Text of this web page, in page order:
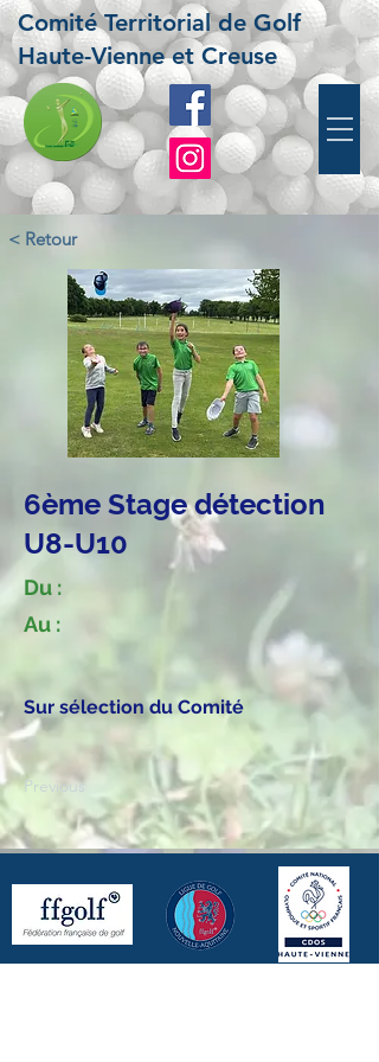
Comité Territorial de Golf
Haute-Vienne et Creuse
< Retour
6ème Stage détection
U8-U10
Du :
Au :
Sur sélection du Comité
Previous